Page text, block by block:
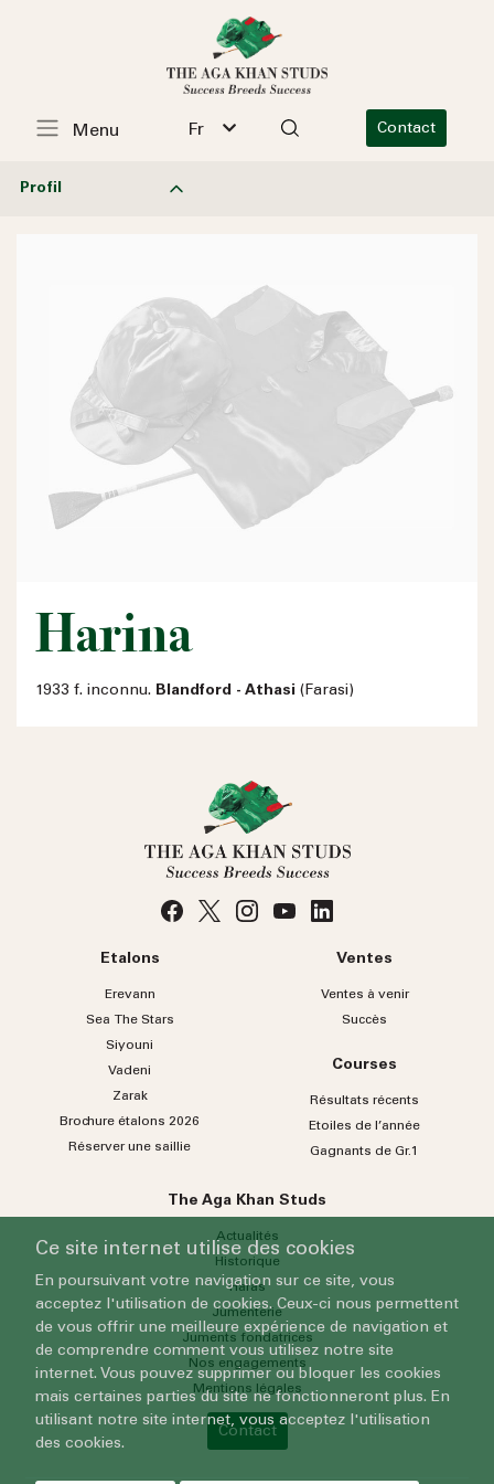
Fr Contact
Menu
Profil
Harina
1933 f. inconnu. Blandford - Athasi (Farasi)
Etalons
Erevann
Sea TheStars
Siyouni
Vadeni
Zarak
Brochure étalons 2026
Réserver une saillie
Ventes
Ventes à venir
Succès
Courses
Résultats récents
Etoiles de l’année
Gagnants de Gr.1
The Aga Khan Studs
Actualités
Historique
Haras
Jumenterie
Juments fondatrices
Nos engagements
Mentions légales
Contact
Ce site internet utilise des cookies
En poursuivant votre navigation sur ce site, vous
acceptez l'utilisation de cookies. Ceux-ci nous permettent
de vous offrir une meilleure expérience de navigation et
de comprendre comment vous utilisez notre site
internet. Vous pouvez supprimer ou bloquer les cookies
mais certaines parties du site ne fonctionneront plus. En
utilisant notre site internet, vous acceptez l'utilisation
des cookies.